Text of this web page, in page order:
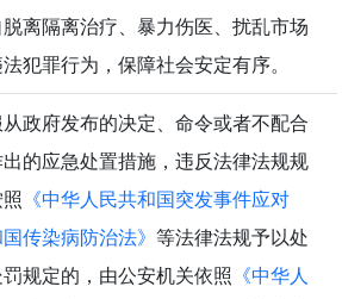
离隔离治疗、暴力伤医、扰乱市场
犯罪行为，保障社会安定有序。
政府发布的决定、命令或者不配合
的应急处置措施，违反法律法规规
《中华人民共和国突发事件应对
传染病防治法》 等法律法规予以处
规定的，由公安机关依照 《中华人